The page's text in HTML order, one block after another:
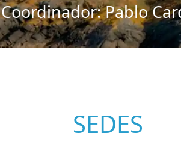
Coordinador:Pablo
SEDES